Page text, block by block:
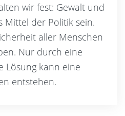
wir fest: Gewalt und
Mittel der Politik sein.
aller Menschen
Nur durch eine
Lösung kann eine
entstehen.